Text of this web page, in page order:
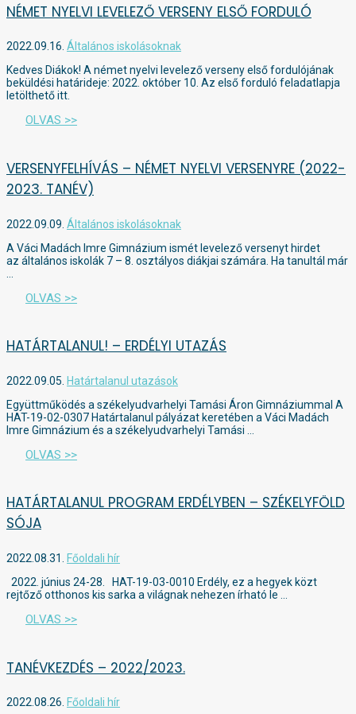
NÉMET NYELVI LEVELEZŐ VERSENY ELSŐ FORDULÓ
2022.09.16. Általános iskolásoknak
Kedves Diákok! A német nyelvi levelező verseny első fordulójának
beküldési határideje: 2022. október 10. Az első forduló feladatlapja
letölthető itt.
OLVAS >>
VERSENYFELHÍVÁS – NÉMET NYELVI VERSENYRE (2022-
2023. TANÉV)
2022.09.09. Általános iskolásoknak
A Váci Madách Imre Gimnázium ismét levelező versenyt hirdet
az általános iskolák 7 – 8. osztályos diákjai számára. Ha tanultál már
OLVAS >>
HATÁRTALANUL! – ERDÉLYI UTAZÁS
2022.09.05. Határtalanul utazások
Együttműködés a székelyudvarhelyi Tamási Áron Gimnáziummal A
HAT-19-02-0307 Határtalanul pályázat keretében a Váci Madách
Imre Gimnázium és a székelyudvarhelyi Tamási …
OLVAS >>
HATÁRTALANUL PROGRAM ERDÉLYBEN – SZÉKELYFÖLD
SÓJA
2022.08.31.
Főoldali hír
2022. június 24-28. HAT-19-03-0010 Erdély, ez a hegyek közt
rejtőző otthonos kis sarka a világnak nehezen írható le …
OLVAS >>
TANÉVKEZDÉS – 2022/2023.
2022.08.26. Főoldali hír